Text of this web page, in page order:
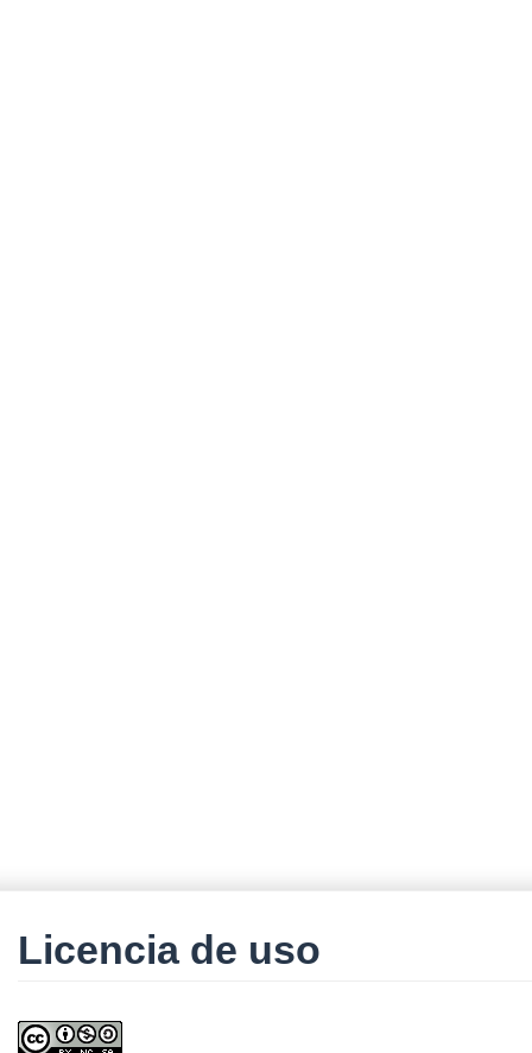
Licencia de uso